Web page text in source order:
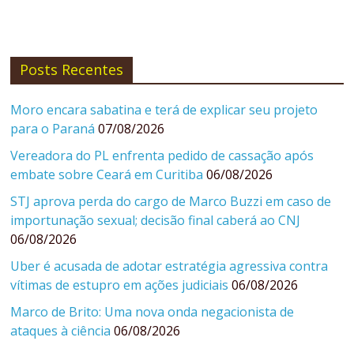
Posts Recentes
Moro encara sabatina e terá de explicar seu projeto
para o Paraná 07/08/2026
Vereadora do PL enfrenta pedido de cassação após
embate sobre Ceará em Curitiba 06/08/2026
STJ aprova perda do cargo de Marco Buzzi em caso de
importunação sexual; decisão final caberá ao CNJ
06/08/2026
Uber é acusada de adotar estratégia agressiva contra
vítimas de estupro em ações judiciais 06/08/2026
Marco de Brito: Uma nova onda negacionista de
ataques à ciência 06/08/2026